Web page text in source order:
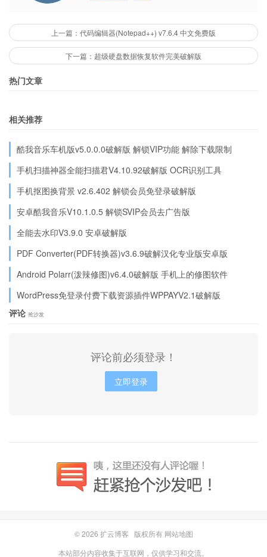
上一篇：代码编辑器(Notepad++) v7.6.4 中文免费版
下一篇：超级硬盘数据恢复软件完美破解版
热门文章
相关推荐
酷我音乐车机版v5.0.0.0破解版 解锁VIP功能 解除下载限制
手机扫描神器全能扫描君V4.10.92破解版 OCR识别工具
手机抠图换背景 v2.6.402 解锁会员免登录破解版
安卓酷我音乐V10.1.0.5 解锁SVIP会员去广告版
全能去水印V3.9.0 安卓破解版
PDF Converter(PDF转换器)v3.6.9破解汉化专业版安卓版
Android Polarr(泼辣修图)v6.4.0破解版 手机上的修图软件
WordPress免登录付费下载资源插件WPPAYV2.1破解版
评论 抢沙发
评论前必须登录！
立即登录
© 2026 扩云博客 版权所有 网站地图
本站部分内容收集于互联网，仅供学习和交流。